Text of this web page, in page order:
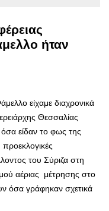
ήταν
είχαμε διαχρονικά
Θεσσαλίας
είδαν το φως της
του Σύριζα στη
αέριας μέτρησης στο
όσα γράφηκαν σχετικά